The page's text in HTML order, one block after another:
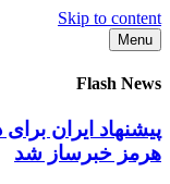
Skip to content
Menu
Flash News
پیشنهاد ایران
هرمز خبرساز شد